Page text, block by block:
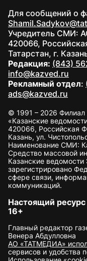
Для сообщений о
Учредитель СМИ:
420066,
Татарстан, г.
Редакция: (843)
info@kazved.ru
Рекламный отдел:
ads@kazved.ru
© 1991 – 2026
«Казанские
420066, Российская
Казань, ул.
Наименование СМИ:
Средство массовой
Казанские
зарегистрировано
сфере связи,
коммуникаций.
Настоящий
16+
Главный редактор
Венера Абдулловна
АО «ТАТМЕДИА»
сервисов и удобства